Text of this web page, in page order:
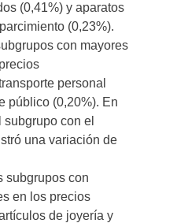
(0,41%) y aparatos
(0,23%).
con mayores
personal
público (0,20%). En
con el
una variación de
subgrupos con
en los precios
de joyería y